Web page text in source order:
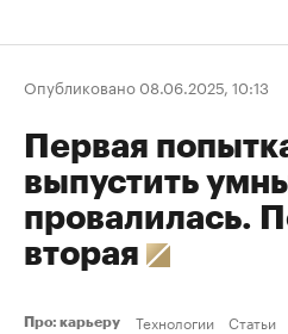
Опубликовано 08.06.2025, 10:13
Первая
выпустить
провалилась.
вторая
Про: карьеру Технологии Статьи